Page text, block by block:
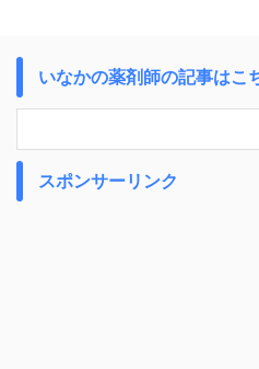
いなかの薬剤師の記事はこ
スポンサーリンク